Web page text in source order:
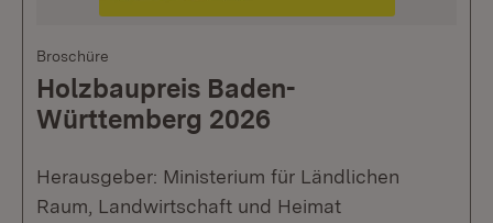
Broschüre
Holzbaupreis Baden-
Württemberg 2026
Herausgeber: Ministerium für Ländlichen
Raum, Landwirtschaft und Heimat